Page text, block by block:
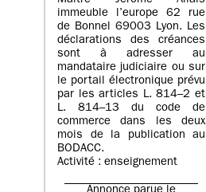
immeuble l’europe 62 rue
de Bonnel 69003 Lyon. Les
déclarations des créances
sont à adresser au
mandataire judiciaire ou sur
le portail électronique prévu
par les articles L. 814–2 et
L. 814–13 du code de
commerce dans les deux
mois de la publication au
BODACC.
Activité : enseignement